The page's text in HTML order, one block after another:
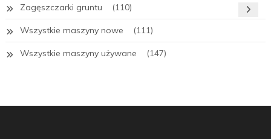
Zagęszczarki gruntu (110)
Wszystkie maszyny nowe (111)
Wszystkie maszyny używane (147)